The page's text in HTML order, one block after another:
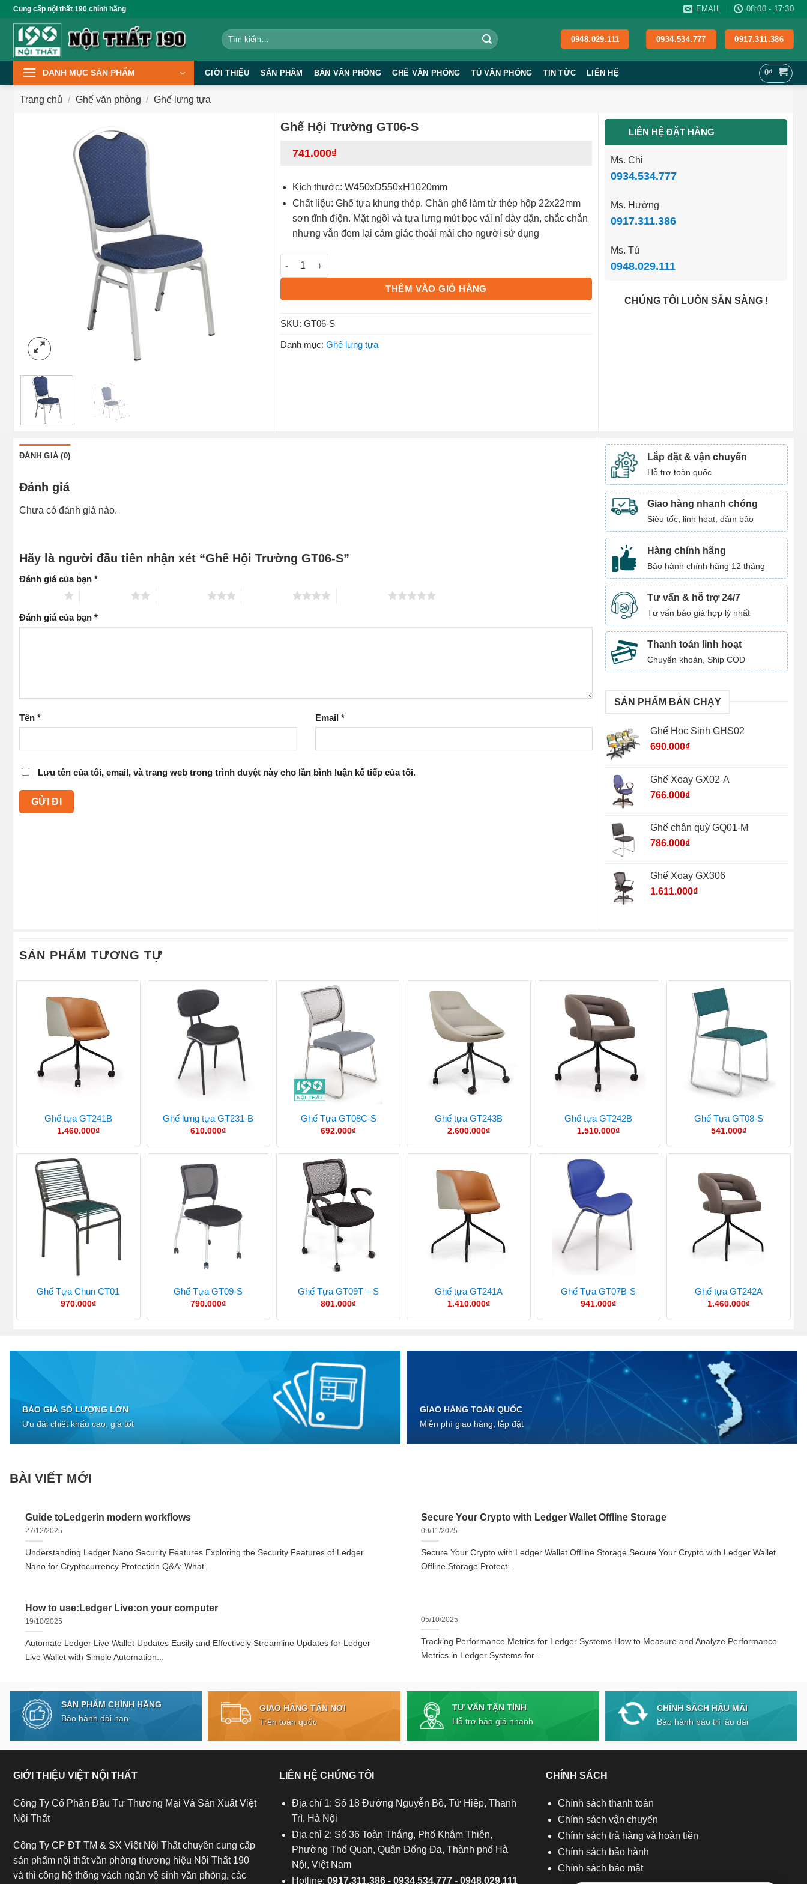
qua
dung
Cung cấp nội thất 190 chính hãng EMAIL 08:00 - 17:30
Tìm
kiếm:
0948.029.111 0934.534.777 0917.311.386
DANH MỤC SẢN PHẨM GIỚI THIỆU SẢN PHẨM BÀN VĂN PHÒNG GHẾ VĂN PHÒNG TỦ VĂN PHÒNG TIN TỨC LIÊN HỆ 0₫
Trang chủ / Ghế văn phòng / Ghế lưng tựa
Ghế Hội Trường GT06-S
741.000₫
Kích thước: W450xD550xH1020mm
Chất liệu: Ghế tựa khung thép. Chân ghế làm từ thép hộp 22x22mm
sơn tĩnh điện. Mặt ngồi và tựa lưng mút bọc vải nỉ dày dặn, chắc chắn
nhưng vẫn đem lại cảm giác thoải mái cho người sử dụng
Ghế Hội Trường GT06-S số lượng
THÊM VÀO GIỎ HÀNG
SKU: GT06-S
Danh mục: Ghế lưng tựa
LIÊN HỆ ĐẶT HÀNG
Ms. Chi
0934.534.777
Ms. Hường
0917.311.386
Ms. Tú
0948.029.111
CHÚNG TÔI LUÔN SẴN SÀNG !
ĐÁNH GIÁ (0)
Đánh giá
Chưa có đánh giá nào.
Hãy là người đầu tiên nhận xét “Ghế Hội Trường GT06-S”
Đánh giá của bạn *
Đánh giá của bạn *
Tên * Email *
Lưu tên của tôi, email, và trang web trong trình duyệt này cho lần bình luận kế tiếp của tôi.
Lắp đặt & vận chuyển
Hỗ trợ toàn quốc
Giao hàng nhanh chóng
Siêu tốc, linh hoạt, đảm bảo
Hàng chính hãng
Bảo hành chính hãng 12 tháng
Tư vấn & hỗ trợ 24/7
Tư vấn báo giá hợp lý nhất
Thanh toán linh hoạt
Chuyển khoản, Ship COD
SẢN PHẨM BÁN CHẠY
Ghế Học Sinh GHS02
690.000₫
Ghế Xoay GX02-A
766.000₫
Ghế chân quỳ GQ01-M
786.000₫
Ghế Xoay GX306
1.611.000₫
SẢN PHẨM TƯƠNG TỰ
Ghế tựa GT241B
1.460.000₫
Ghế lưng tựa GT231-B
610.000₫
Ghế Tựa GT08C-S
692.000₫
Ghế tựa GT243B
2.600.000₫
Ghế tựa GT242B
1.510.000₫
Ghế Tựa GT08-S
541.000₫
Ghế Tựa Chun CT01
970.000₫
Ghế Tựa GT09-S
790.000₫
Ghế Tựa GT09T – S
801.000₫
Ghế tựa GT241A
1.410.000₫
Ghế Tựa GT07B-S
941.000₫
Ghế tựa GT242A
1.460.000₫
BÁO GIÁ SỐ LƯỢNG LỚN
Ưu đãi chiết khấu cao, giá tốt
GIAO HÀNG TOÀN QUỐC
Miễn phí giao hàng, lắp đặt
BÀI VIẾT MỚI
Guide toLedgerin modern workflows
27/12/2025
Understanding Ledger Nano Security Features Exploring the Security Features of Ledger
Nano for Cryptocurrency Protection Q&A: What...
Secure Your Crypto with Ledger Wallet Offline Storage
09/11/2025
Secure Your Crypto with Ledger Wallet Offline Storage Secure Your Crypto with Ledger Wallet
Offline Storage Protect...
How to use:Ledger Live:on your computer
19/10/2025
Automate Ledger Live Wallet Updates Easily and Effectively Streamline Updates for Ledger
Live Wallet with Simple Automation...
05/10/2025
Tracking Performance Metrics for Ledger Systems How to Measure and Analyze Performance
Metrics in Ledger Systems for...
SẢN PHẨM CHÍNH HÃNG
Bảo hành dài hạn
GIAO HÀNG TẬN NƠI
Trên toàn quốc
TƯ VẤN TẬN TÌNH
Hỗ trợ báo giá nhanh
CHÍNH SÁCH HẬU MÃI
Bảo hành bảo trì lâu dài
GIỚI THIỆU VIỆT NỘI THẤT
Công Ty Cổ Phần Đầu Tư Thương Mại Và Sản Xuất Việt
Nội Thất
Công Ty CP ĐT TM & SX Việt Nội Thất chuyên cung cấp
sản phẩm nội thất văn phòng thương hiệu Nội Thất 190
và thi công hệ thống vách ngăn vệ sinh văn phòng, các
LIÊN HỆ CHÚNG TÔI
Địa chỉ 1: Số 18 Đường Nguyễn Bồ, Tứ Hiệp, Thanh
Trì, Hà Nội
Địa chỉ 2: Số 36 Toàn Thắng, Phố Khâm Thiên,
Phường Thổ Quan, Quận Đống Đa, Thành phố Hà
Nội, Việt Nam
Hotline:0917.311.386 -0934.534.777 -0948.029.111
CHÍNH SÁCH
Chính sách thanh toán
Chính sách vận chuyển
Chính sách trả hàng và hoàn tiền
Chính sách bảo hành
Chính sách bảo mật